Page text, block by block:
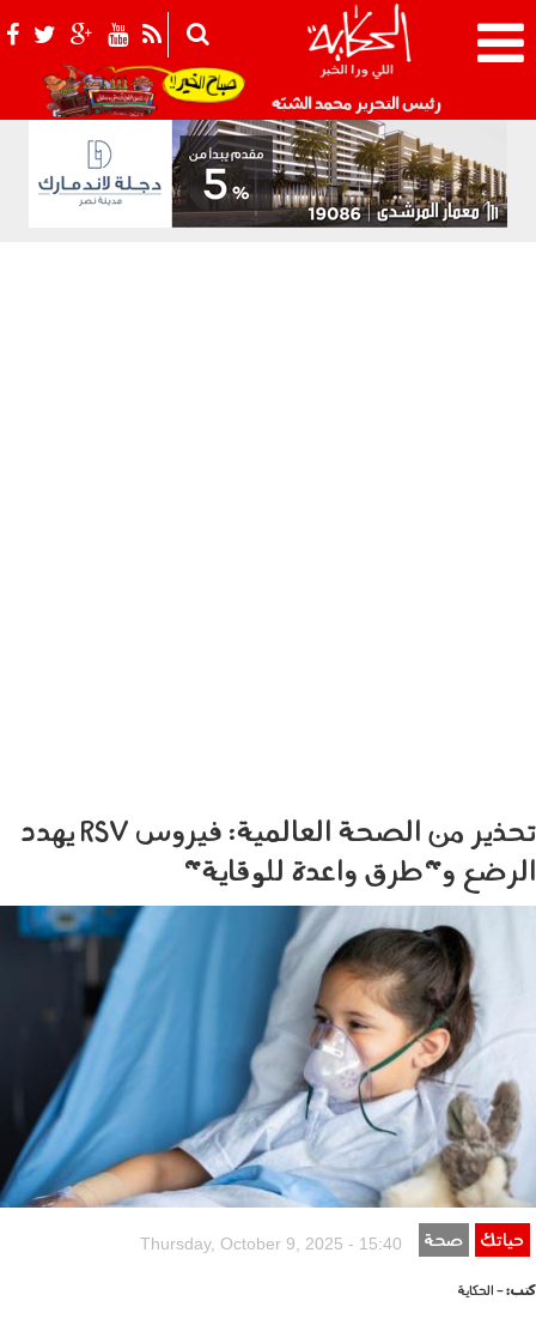
رئيس التحرير محمد الشبّه 021_2.png
تحذير من الصحة العالمية: فيروس RSV يهدد
الرضع و"طرق واعدة للوقاية"
091005.jpg
حياتك صحة Thursday, October 9, 2025 - 15:40
كتب:- الحكاية